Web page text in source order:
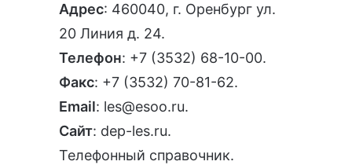
Адрес: 460040, г. Оренбург ул.
20 Линия д. 24.
Телефон: +7 (3532) 68-10-00.
Факс: +7 (3532) 70-81-62.
Email: les@esoo.ru.
Сайт: dep-les.ru.
Телефонный справочник.